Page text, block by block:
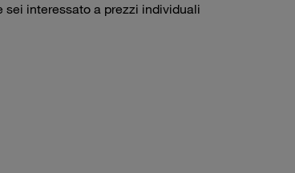
interessato a prezzi individuali